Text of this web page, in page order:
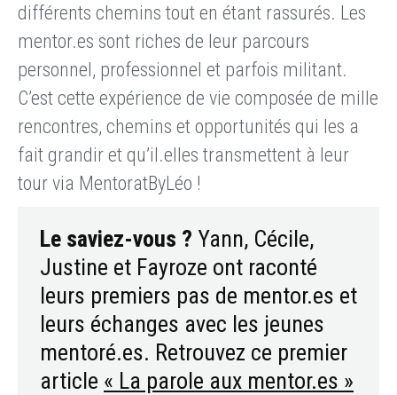
différents chemins tout en étant rassurés. Les
mentor.es sont riches de leur parcours
personnel, professionnel et parfois militant.
C’est cette expérience de vie composée de mille
rencontres, chemins et opportunités qui les a
fait grandir et qu’il.elles transmettent à leur
tour via MentoratByLéo !
Le saviez-vous ? Yann, Cécile,
Justine et Fayroze ont raconté
leurs premiers pas de mentor.es et
leurs échanges avec les jeunes
mentoré.es. Retrouvez ce premier
article « La parole aux mentor.es »